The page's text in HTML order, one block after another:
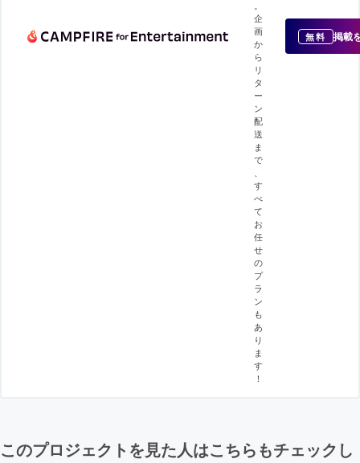
企
画
か
ら
リ
タ
ー
ン
配
送
ま
で
す
べ
て
お
任
せ
の
プ
ラ
ン
も
あ
り
ま
す
！
無料 掲載
このプロジェクトを見た人はこちらもチェックし